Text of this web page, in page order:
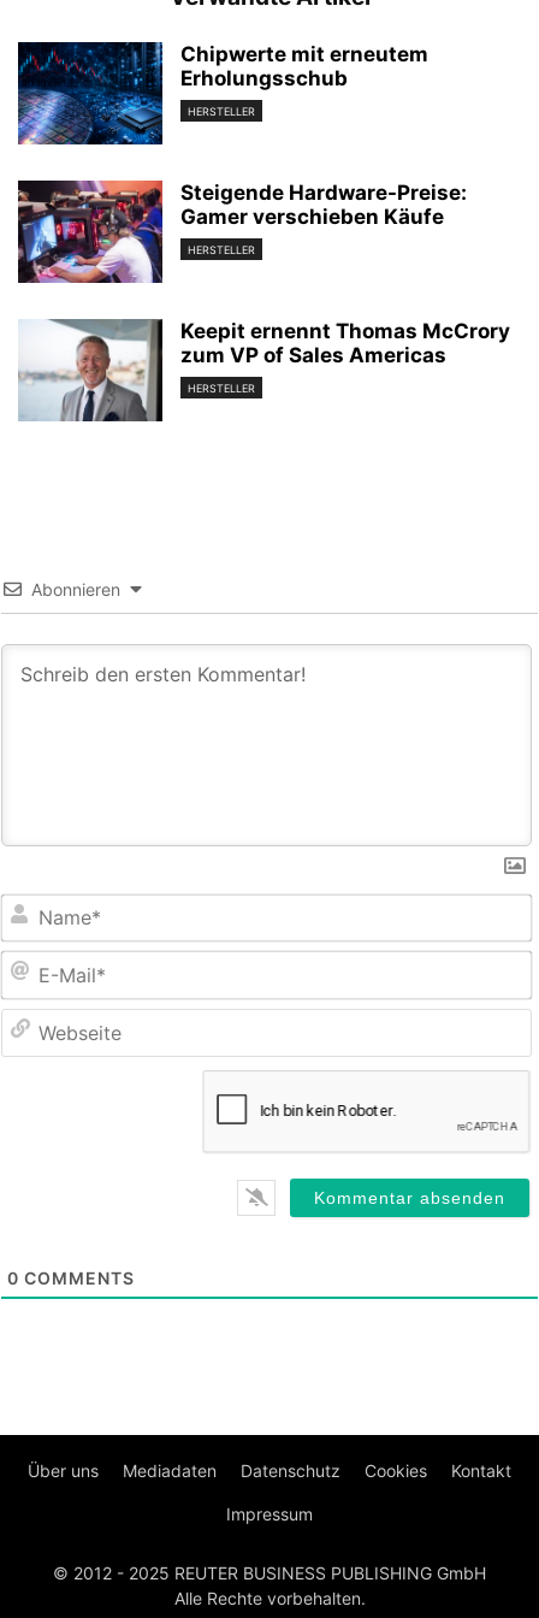
Chipwerte mit erneutem
Erholungsschub
HERSTELLER
Steigende Hardware-Preise:
Gamer verschieben Käufe
HERSTELLER
Keepit ernennt Thomas McCrory
zum VP of Sales Americas
HERSTELLER
Abonnieren
0 COMMENTS
Über uns Mediadaten Datenschutz Cookies Kontakt
Impressum
© 2012 - 2025 REUTER BUSINESS PUBLISHING GmbH
Alle Rechte vorbehalten.